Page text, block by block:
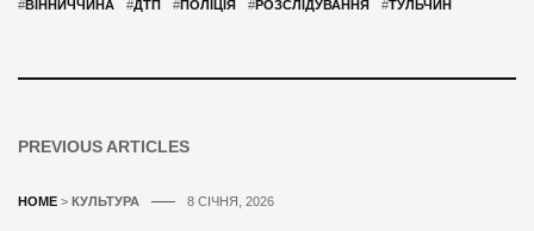
#ВІННИЧЧИНА #ДТП #ПОЛІЦІЯ #РОЗСЛІДУВАННЯ #ТУЛЬЧИН
PREVIOUS ARTICLES
HOME > КУЛЬТУРА 8 СІЧНЯ, 2026